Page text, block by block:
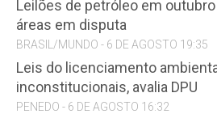
Leilões de petróleo em
áreas em disputa
BRASIL/MUNDO - 6 DE AGOSTO 19:35
Leis do licenciamento
inconstitucionais, avalia DPU
PENEDO - 6 DE AGOSTO 16:32